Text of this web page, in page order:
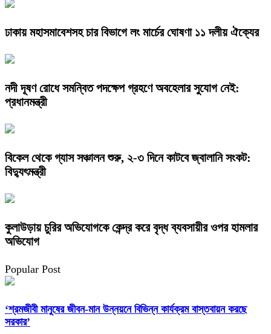
ঢাকায় মহাসমাবেশসহ চার বিভাগে লং মার্চের ঘোষণা ১১ দলীয় ঐক্যের
নদী দূষণ রোধে সমন্বিত পদক্ষেপ গ্রহণে অবহেলার সুযোগ নেই:
প্রধানমন্ত্রী
বিকেল থেকে গ্যাস সঞ্চালন শুরু, ২-৩ দিনে কাটবে জ্বালানি সংকট:
বিদ্যুৎমন্ত্রী
কুলাউড়ায় চুরির অভিযোগকে কেন্দ্র করে বৃদ্ধ ব্যবসায়ীর ওপর হামলার
অভিযোগ
Popular Post
‘শ্রমজীবী মানুষের জীবন-মান উন্নয়নে বিভিন্ন কার্যক্রম বাস্তবায়ন করছে
সরকার’